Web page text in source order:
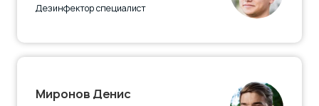
Дезинфектор специалист
Миронов Денис